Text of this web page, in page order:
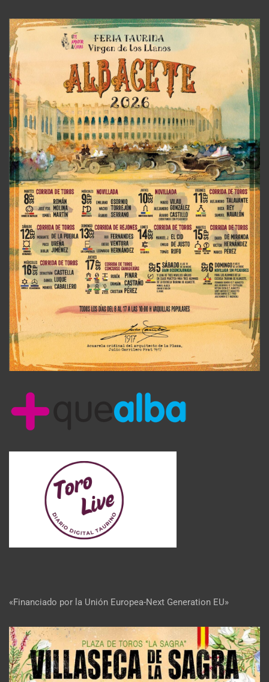
«Financiado por la Unión Europea-Next Generation EU»